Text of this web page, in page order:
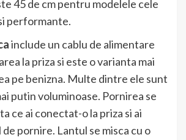
45 de cm pentru modelele cele
performante.
include un cablu de alimentare
la priza si este o varianta mai
pe benizna. Multe dintre ele sunt
putin voluminoase. Pornirea se
ce ai conectat-o la priza si ai
pornire. Lantul se misca cu o